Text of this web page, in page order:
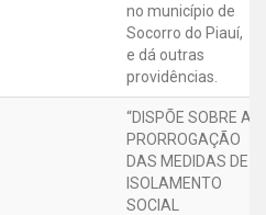
no município de
Socorro do Piauí,
e dá outras
providências.
“DISPÕE SOBRE A
PRORROGAÇÃO
DAS MEDIDAS DE
ISOLAMENTO
SOCIAL